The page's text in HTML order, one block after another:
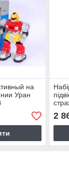
на
Уран
у
2